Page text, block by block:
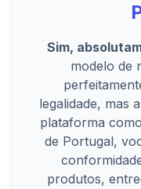
Sim,
modelo de
legalidade, mas
plataforma
de Portugal,
produtos,